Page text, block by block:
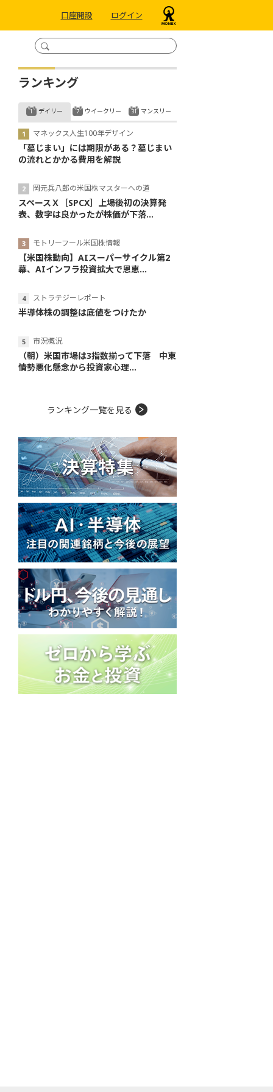
口座開設 ログイン
ランキング
デイリー
マネックス人生100年デザイン
「墓じまい」には期限がある？墓じまい
の流れとかかる費用を解説
岡元兵八郎の米国株マスターへの道
スペースＸ［SPCX］上場後初の決算発
表、数字は良かったが株価が下落...
モトリーフール米国株情報
【米国株動向】AIスーパーサイクル第2
幕、AIインフラ投資拡大で恩恵...
ストラテジーレポート
半導体株の調整は底値をつけたか
市況概況
（朝）米国市場は3指数揃って下落 中東
情勢悪化懸念から投資家心理...
ウイークリー マンスリー
ランキング一覧を見る